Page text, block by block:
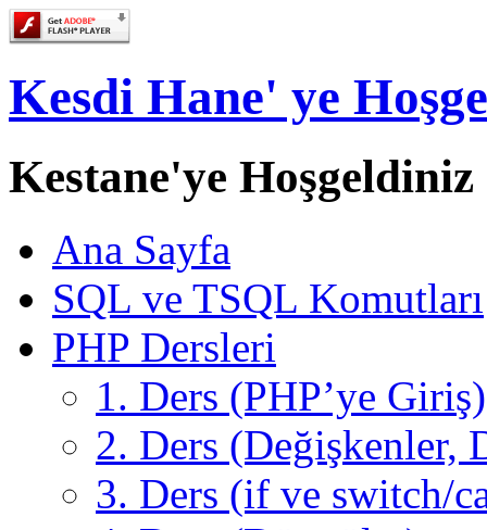
Kesdi Hane' ye
Kestane'ye Hoşgeldiniz
Ana Sayfa
SQL ve TSQL Komutları
PHP Dersleri
1. Ders (PHP’ye Giriş)
2. Ders (Değişkenler,
3. Ders (if ve switch/